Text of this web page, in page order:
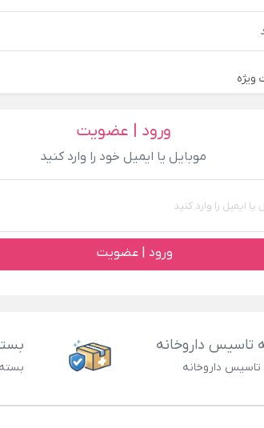
ویژه
ورود | عضویت
موبایل یا ایمیل خود را وارد کنید
ورود | عضویت
تاسیس داروخانه
تاسیس داروخانه